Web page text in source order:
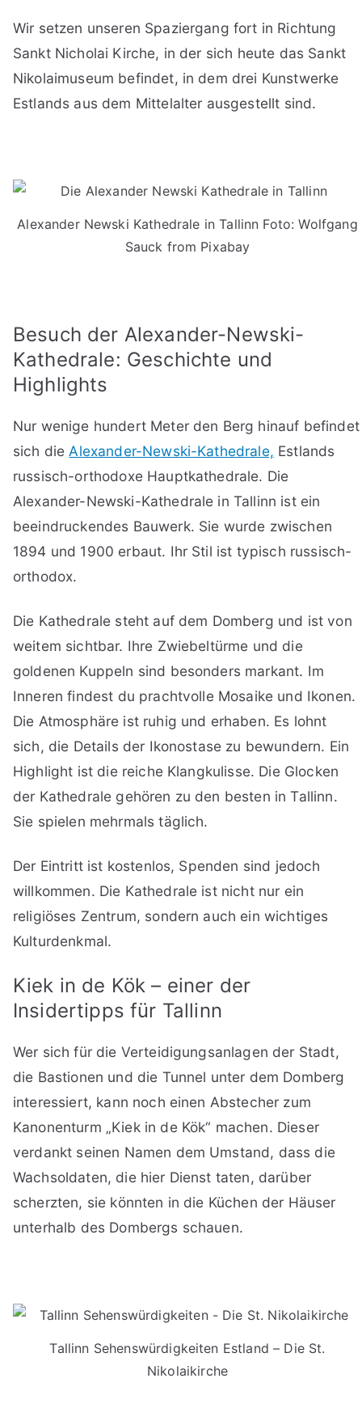
Wir setzen unseren Spaziergang fort in Richtung
Sankt Nicholai Kirche, in der sich heute das Sankt
Nikolaimuseum befindet, in dem drei Kunstwerke
Estlands aus dem Mittelalter ausgestellt sind.
Alexander Newski Kathedrale in Tallinn Foto: Wolfgang
Sauck from Pixabay
Besuch der Alexander-Newski-
Kathedrale: Geschichte und
Highlights
Nur wenige hundert Meter den Berg hinauf befindet
sich die Alexander-Newski-Kathedrale, Estlands
russisch-orthodoxe Hauptkathedrale. Die
Alexander-Newski-Kathedrale in Tallinn ist ein
beeindruckendes Bauwerk. Sie wurde zwischen
1894 und 1900 erbaut. Ihr Stil ist typisch russisch-
orthodox.
Die Kathedrale steht auf dem Domberg und ist von
weitem sichtbar. Ihre Zwiebeltürme und die
goldenen Kuppeln sind besonders markant. Im
Inneren findest du prachtvolle Mosaike und Ikonen.
Die Atmosphäre ist ruhig und erhaben. Es lohnt
sich, die Details der Ikonostase zu bewundern. Ein
Highlight ist die reiche Klangkulisse. Die Glocken
der Kathedrale gehören zu den besten in Tallinn.
Sie spielen mehrmals täglich.
Der Eintritt ist kostenlos, Spenden sind jedoch
willkommen. Die Kathedrale ist nicht nur ein
religiöses Zentrum, sondern auch ein wichtiges
Kulturdenkmal.
Kiek in de Kök – einer der
Insidertipps für Tallinn
Wer sich für die Verteidigungsanlagen der Stadt,
die Bastionen und die Tunnel unter dem Domberg
interessiert, kann noch einen Abstecher zum
Kanonenturm „Kiek in de Kök“ machen. Dieser
verdankt seinen Namen dem Umstand, dass die
Wachsoldaten, die hier Dienst taten, darüber
scherzten, sie könnten in die Küchen der Häuser
unterhalb des Dombergs schauen.
Tallinn Sehenswürdigkeiten Estland – Die St.
Nikolaikirche